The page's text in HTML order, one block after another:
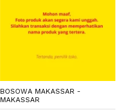
BOSOWA MAKASSAR -
MAKASSAR